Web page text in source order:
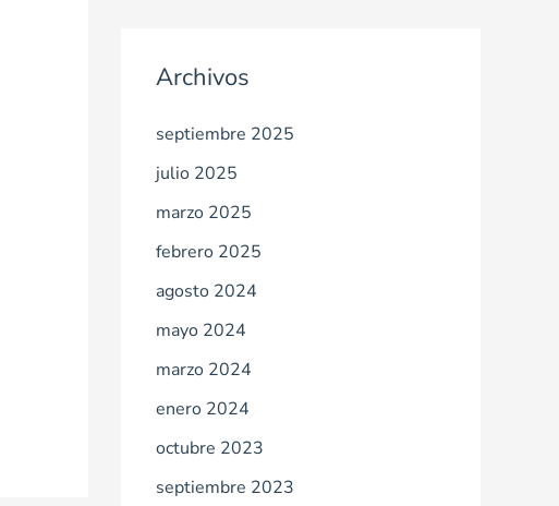
Archivos
septiembre 2025
julio 2025
marzo 2025
febrero 2025
agosto 2024
mayo 2024
marzo 2024
enero 2024
octubre 2023
septiembre 2023